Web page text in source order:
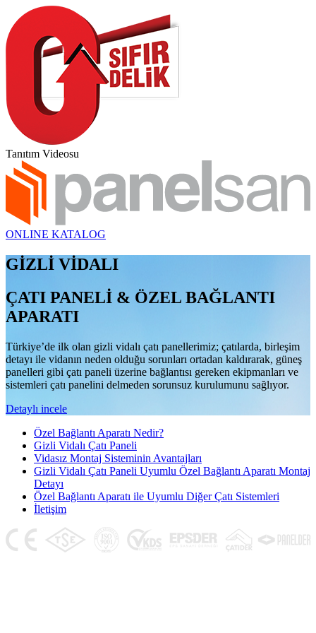
Tanıtım Videosu
ONLINE KATALOG
GİZLİ VİDALI
ÇATI PANELİ & ÖZEL BAĞLANTI
APARATI
Türkiye’de ilk olan gizli vidalı çatı panellerimiz; çatılarda, birleşim
detayı ile vidanın neden olduğu sorunları ortadan kaldırarak, güneş
panelleri gibi çatı paneli üzerine bağlantısı gereken ekipmanları ve
sistemleri çatı panelini delmeden sorunsuz kurulumunu sağlıyor.
Detaylı incele
Özel Bağlantı Aparatı Nedir?
Gizli Vidalı Çatı Paneli
Vidasız Montaj Sisteminin Avantajları
Gizli Vidalı Çatı Paneli Uyumlu Özel Bağlantı Aparatı Montaj
Detayı
Özel Bağlantı Aparatı ile Uyumlu Diğer Çatı Sistemleri
İletişim